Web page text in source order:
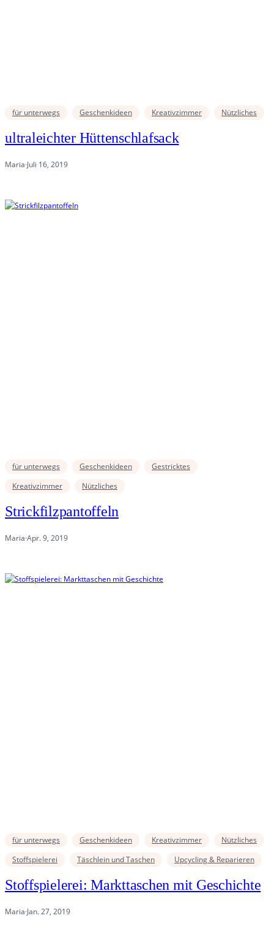
für unterwegs Geschenkideen Kreativzimmer Nützliches
ultraleichter Hüttenschlafsack
Maria·Juli 16, 2019
für unterwegs Geschenkideen
Gestricktes
Kreativzimmer
Nützliches
Strickfilzpantoffeln
Maria·Apr. 9, 2019
für unterwegs Geschenkideen Kreativzimmer
Nützliches
Stoffspielerei
Täschlein und Taschen Upcycling & Reparieren
Stoffspielerei: Markttaschen mit Geschichte
Maria·Jan. 27, 2019